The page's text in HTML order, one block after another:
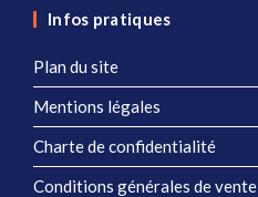
Infos pratiques
Plan du site
Mentions légales
Charte de confidentialité
Conditions générales de vente